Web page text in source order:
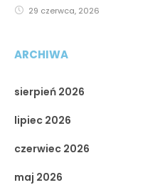
29 czerwca, 2026
ARCHIWA
sierpień 2026
lipiec 2026
czerwiec 2026
maj 2026